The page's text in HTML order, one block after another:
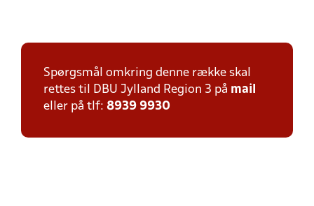
Spørgsmål omkring denne række skal
rettes til DBU Jylland Region 3 på mail
eller på tlf: 8939 9930